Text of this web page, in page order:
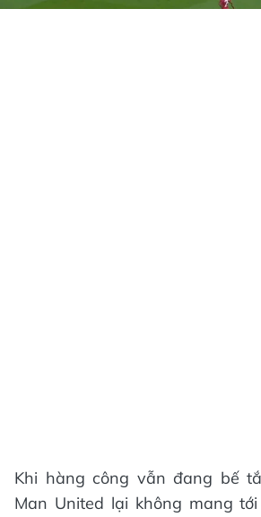
Khi hàng công vẫn đang bế
Man United lại không mang